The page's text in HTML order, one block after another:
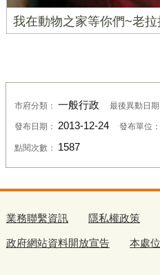
我在動物之家等你們~老拉
市府分類： 一般行政 最後異動日期
發布日期： 2013-12-24 發布單位：
點閱次數： 1587
業務聯繫資訊 隱私權政策
政府網站資料開放宣告 本處